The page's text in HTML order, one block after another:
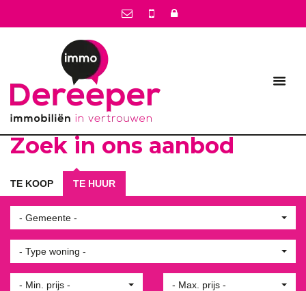
Zoek in ons aanbod
- Gemeente -
- Type woning -
- Min. prijs - - Max. prijs -
TE KOOP TE HUUR